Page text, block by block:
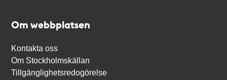
Om webbplatsen
Kontakta oss
Om Stockholmskällan
Tillgänglighetsredogörelse